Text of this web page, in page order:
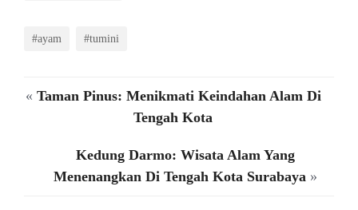
#ayam #tumini
« Taman Pinus: Menikmati Keindahan Alam Di
Tengah Kota
Kedung Darmo: Wisata Alam Yang
Menenangkan Di Tengah Kota Surabaya»